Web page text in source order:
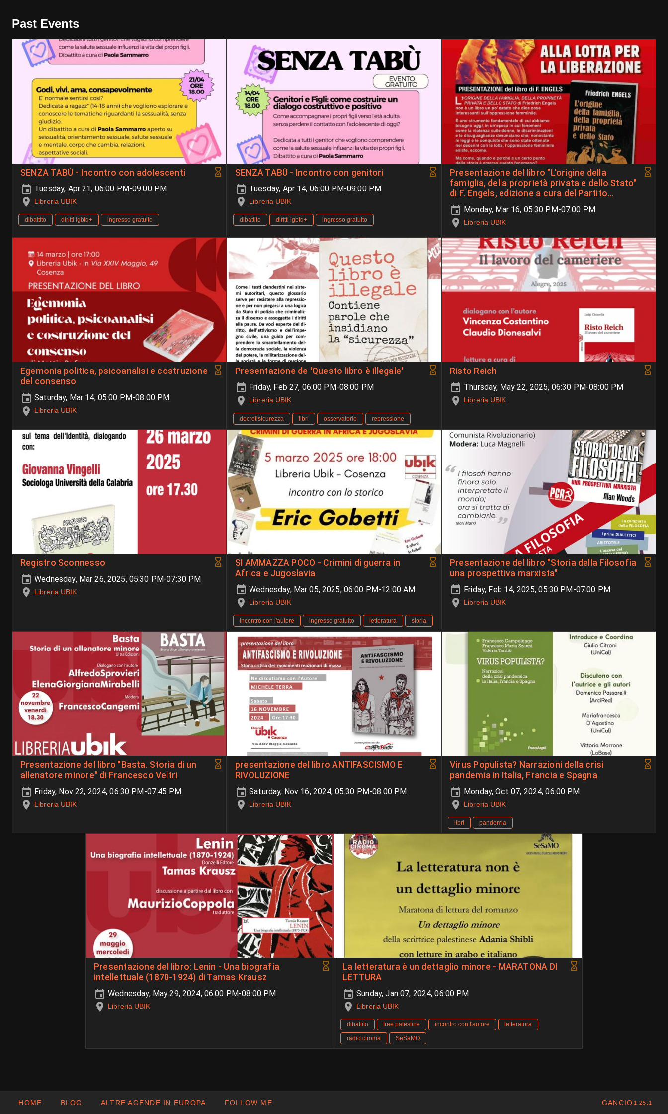
Past Events
SENZA TABÙ - Incontro con adolescenti
Tuesday, Apr 21, 06:00 PM-09:00 PM
Libreria UBIK
dibattito diritti lgbtq+ ingresso gratuito
SENZA TABÙ - Incontro con genitori
Tuesday, Apr 14, 06:00 PM-09:00 PM
Libreria UBIK
dibattito diritti lgbtq+ ingresso gratuito
Presentazione del libro "L'origine della
famiglia, della proprietà privata e dello Stato"
di F. Engels, edizione a cura del Partito
Comunista Rivoluzionario (PRC)
Monday, Mar 16, 05:30 PM-07:00 PM
Libreria UBIK
Egemonia politica, psicoanalisi e costruzione
del consenso
Saturday, Mar 14, 05:00 PM-08:00 PM
Libreria UBIK
Presentazione de 'Questo libro è illegale'
Friday, Feb 27, 06:00 PM-08:00 PM
Libreria UBIK
decretisicurezza libri osservatorio repressione
Risto Reich
Thursday, May 22, 2025, 06:30 PM-08:00 PM
Libreria UBIK
Registro Sconnesso
Wednesday, Mar 26, 2025, 05:30 PM-07:30 PM
Libreria UBIK
SI AMMAZZA POCO - Crimini di guerra in
Africa e Jugoslavia
Wednesday, Mar 05, 2025, 06:00 PM-12:00 AM
Libreria UBIK
incontro con l'autore ingresso gratuito letteratura storia
Presentazione del libro "Storia della Filosofia
una prospettiva marxista"
Friday, Feb 14, 2025, 05:30 PM-07:00 PM
Libreria UBIK
Presentazione del libro "Basta. Storia di un
allenatore minore" di Francesco Veltri
Friday, Nov 22, 2024, 06:30 PM-07:45 PM
Libreria UBIK
presentazione del libro ANTIFASCISMO E
RIVOLUZIONE
Saturday, Nov 16, 2024, 05:30 PM-08:00 PM
Libreria UBIK
Virus Populista? Narrazioni della crisi
pandemia in Italia, Francia e Spagna
Monday, Oct 07, 2024, 06:00 PM
Libreria UBIK
libri pandemia
Presentazione del libro: Lenin - Una biografia
intellettuale (1870-1924) di Tamas Krausz
Wednesday, May 29, 2024, 06:00 PM-08:00 PM
Libreria UBIK
La letteratura è un dettaglio minore - MARATONA DI
LETTURA
Sunday, Jan 07, 2024, 06:00 PM
Libreria UBIK
dibattito free palestine incontro con l'autore
letteratura
radio ciroma
SeSaMO
HOME BLOG ALTRE AGENDE IN EUROPA FOLLOW ME GANCIO 1.25.1